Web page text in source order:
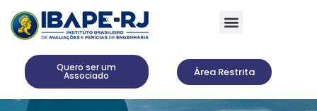
Quero ser um
Associado Área Restrita